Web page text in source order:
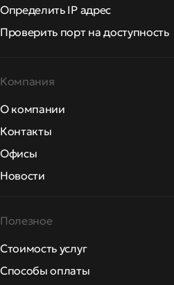
Определить IP адрес
Проверить порт на доступность
Компания
О компании
Контакты
Офисы
Новости
Полезное
Стоимость услуг
Способы оплаты